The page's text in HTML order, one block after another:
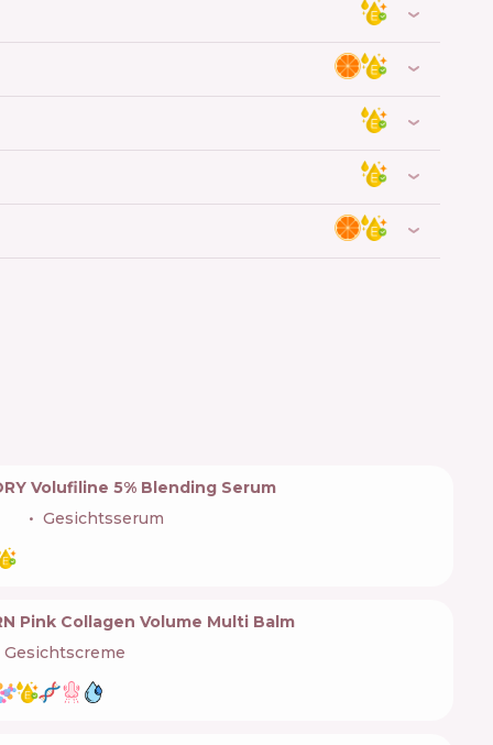
Volufiline 5% Blending Serum
Gesichtsserum
Pink Collagen Volume Multi Balm
Gesichtscreme